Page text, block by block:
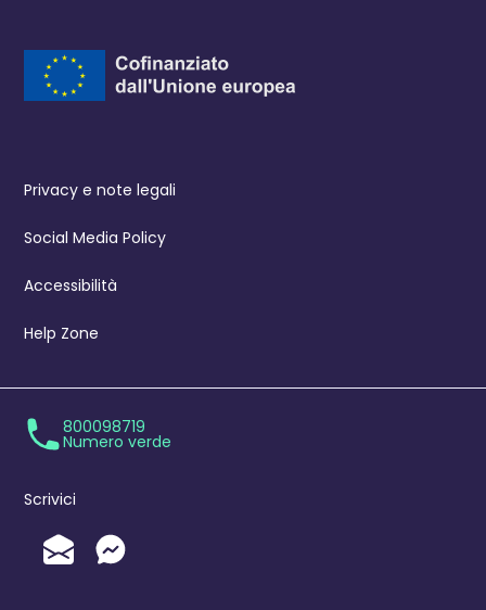
Privacy e note legali
Social Media Policy
Accessibilità
Help Zone
800098719
Numero verde
Scrivici
Invia un'Email
Messenger